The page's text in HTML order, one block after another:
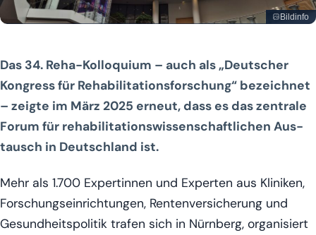
Bildinfo
Das 34. Reha-Kol­lo­qui­um – auch als „Deut­scher
Kon­gress für Reha­bi­li­ta­ti­ons­for­schung“ bezeich­net
– zeig­te im März 2025 erneut, dass es das zen­tra­le
Forum für reha­bi­li­ta­ti­ons­wis­sen­schaft­li­chen Aus­
tausch in Deutsch­land ist.
Mehr als 1.700 Exper­tin­nen und Exper­ten aus Kli­ni­ken,
For­schungs­ein­rich­tun­gen, Ren­ten­ver­si­che­rung und
Gesund­heits­po­li­tik tra­fen sich in Nürn­berg, orga­ni­siert